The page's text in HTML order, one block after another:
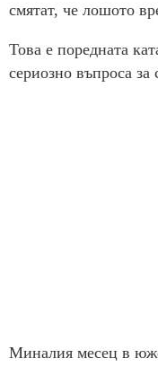
смятат, че лошото
Това е поредната
сериозно въпроса за
Миналия месец в